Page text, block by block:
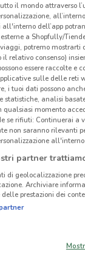
il mondo attraverso
all'interno dell’app
a Shopfully/
potremo mostrarti
il relativo consenso)
essere raccolte
sulle delle reti
i tuoi dati possono
statistiche, analisi
qualsiasi momento
se rifiuti: Continuerai
non saranno rilevanti
partner
di geolocalizzazione
Archiviare
prestazioni dei